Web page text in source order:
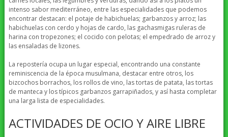
intenso sabor mediterráneo, entre las especialidades que podemos
encontrar destacan: el potaje de habichuelas; garbanzos y arroz; las
habichuelas con cerdo y hojas de cardo, las gachasmigas ruleras de
harina con tropezones; el cocido con pelotas; el empedrado de arroz y
las ensaladas de lizones.
La repostería ocupa un lugar especial, encontrando una constante
reminiscencia de la época musulmana, destacar entre otros, los
bizcochos borrachos, los rollos de vino, las tortas de patata, las tortas
de manteca y los típicos garbanzos garrapiñados, y así hasta completar
una larga lista de especialidades.
ACTIVIDADES DE OCIO Y AIRE LIBRE